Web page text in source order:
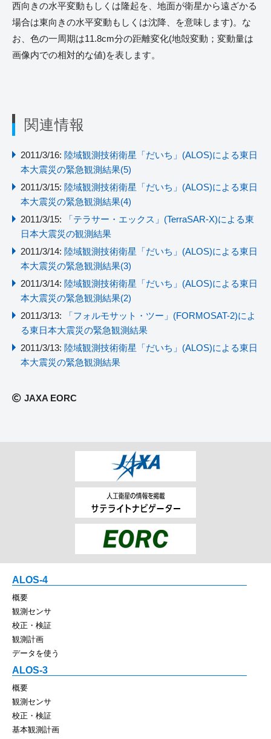
西向きの水平変動もしくは隆起を、地面が衛星から遠ざかる
場合は東向きの水平変動もしくは沈降、を意味します)。な
お、色の一周期は11.8cm分の距離変化(地殻変動；変動量は
画像内での相対的な値)を表します。
関連情報
2011/3/16: 陸域観測技術衛星「だいち」(ALOS)による東日
本大震災の緊急観測結果(5)
2011/3/15: 陸域観測技術衛星「だいち」(ALOS)による東日
本大震災の緊急観測結果(4)
2011/3/15:
「テラサー・エックス」(TerraSAR-X)による東
日本大震災の観測結果
2011/3/14: 陸域観測技術衛星「だいち」(ALOS)による東日
本大震災の緊急観測結果(3)
2011/3/14: 陸域観測技術衛星「だいち」(ALOS)による東日
本大震災の緊急観測結果(2)
2011/3/13:
「フォルモサット・ツー」(FORMOSAT-2)によ
る東日本大震災の緊急観測結果
2011/3/13: 陸域観測技術衛星「だいち」(ALOS)による東日
本大震災の緊急観測結果
JAXA EORC
ALOS-4
概要
観測センサ
校正・検証
観測計画
データを使う
ALOS-3
概要
観測センサ
校正・検証
基本観測計画